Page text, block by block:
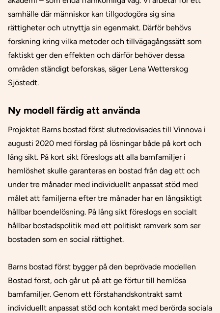
samhälle där människor kan tillgodogöra sig sina
rättigheter och utnyttja sin egenmakt. Därför behövs
forskning kring vilka metoder och tillvägagångssätt som
faktiskt ger den effekten och därför behöver dessa
områden ständigt beforskas, säger Lena Wetterskog
Sjöstedt.
Ny modell färdig att använda
Projektet Barns bostad först slutredovisades till Vinnova i
augusti 2020 med förslag på lösningar både på kort och
lång sikt. På kort sikt föreslogs att alla barnfamiljer i
hemlöshet skulle garanteras en bostad från dag ett och
under tre månader med individuellt anpassat stöd med
målet att familjerna efter tre månader har en långsiktigt
hållbar boendelösning. På lång sikt föreslogs en socialt
hållbar bostadspolitik med ett politiskt ramverk som ser
bostaden som en social rättighet.
Barns bostad först bygger på den beprövade modellen
Bostad först, och går ut på att ge förtur till hemlösa
barnfamiljer. Genom ett förstahandskontrakt samt
individuellt anpassat stöd och kontakt med berörda sociala